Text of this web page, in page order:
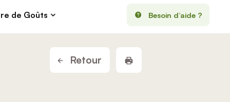
de Goûts Besoin d’aide ?
Retour